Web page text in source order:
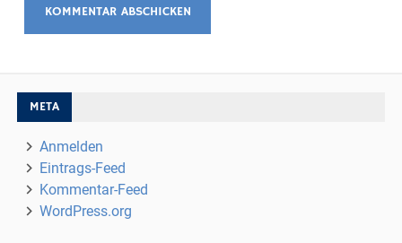
META
Anmelden
Eintrags-Feed
Kommentar-Feed
WordPress.org